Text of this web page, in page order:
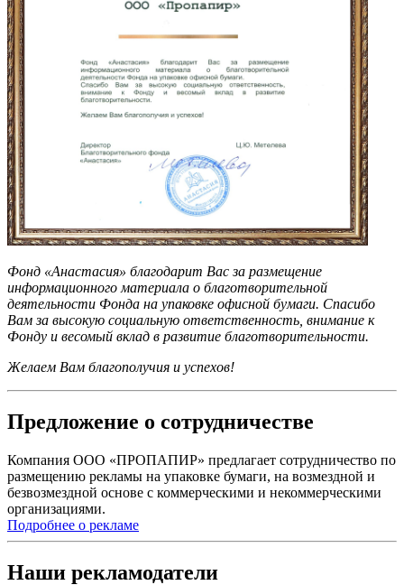
Фонд «Анастасия» благодарит Вас за размещение
информационного материала о благотворительной
деятельности Фонда на упаковке офисной бумаги. Спасибо
Вам за высокую социальную ответственность, внимание к
Фонду и весомый вклад в развитие благотворительности.
Желаем Вам благополучия и успехов!
Предложение о сотрудничестве
Компания ООО «ПРОПАПИР» предлагает сотрудничество по
размещению рекламы на упаковке бумаги, на возмездной и
безвозмездной основе с коммерческими и некоммерческими
организациями.
Подробнее о рекламе
Наши рекламодатели